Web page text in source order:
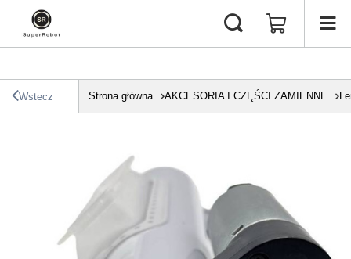
Wstecz Strona główna AKCESORIA I CZĘŚCI ZAMIENNE